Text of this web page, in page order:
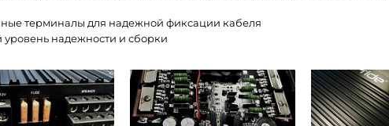
терминалы для надежной фиксации кабеля
уровень надежности и сборки